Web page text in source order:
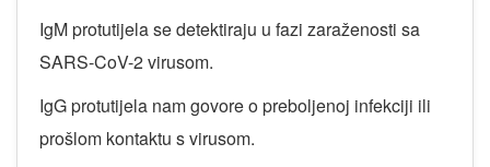
IgM protutijela se detektiraju u fazi zaraženosti sa
SARS-CoV-2 virusom.
IgG protutijela nam govore o preboljenoj infekciji ili
prošlom kontaktu s virusom.